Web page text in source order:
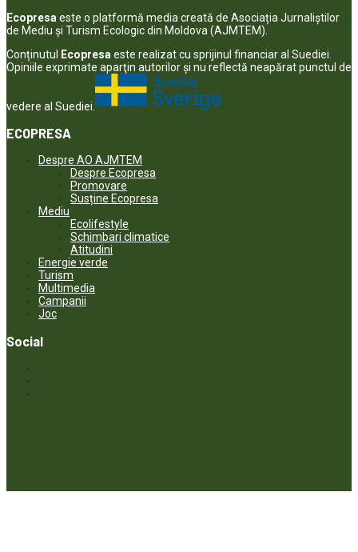
Ecopresa este o platformă media creată de Asociația Jurnaliștilor
de Mediu și Turism Ecologic din Moldova (AJMTEM).
Conținutul Ecopresa este realizat cu sprijinul financiar al Suediei.
Opiniile exprimate aparţin autorilor şi nu reflectă neapărat punctul de
vedere al Suediei.
ECOPRESA
Despre AO AJMTEM
Despre Ecopresa
Promovare
Susține Ecopresa
Mediu
Ecolifestyle
Schimbari climatice
Atitudini
Energie verde
Turism
Multimedia
Campanii
Joc
Social